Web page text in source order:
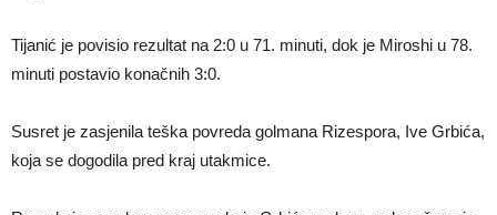
Tijanić je povisio rezultat na 2:0 u 71. minuti, dok je Miroshi u 78.
minuti postavio konačnih 3:0.
Susret je zasjenila teška povreda golmana Rizespora, Ive Grbića,
koja se dogodila pred kraj utakmice.